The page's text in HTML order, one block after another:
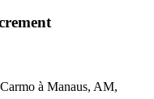
à Manaus, AM,